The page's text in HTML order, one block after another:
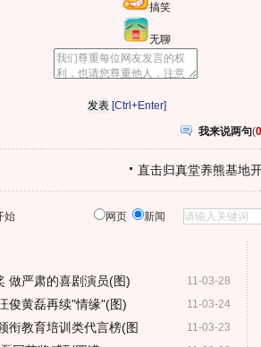
搞笑
无聊
[Ctrl+Enter]
我来说两句(0
直击归真堂养熊基地
始 网页 新闻
11-03-28
做严肃的喜剧演员(图)
11-03-24
俊黄磊再续"情缘"(图)
11-03-23
衔教育培训类代言榜(图